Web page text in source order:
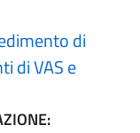
di
di VAS e